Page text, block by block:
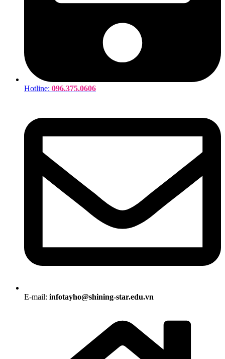
Hotline: 096.375.0606
E-mail: infotayho@shining-star.edu.vn